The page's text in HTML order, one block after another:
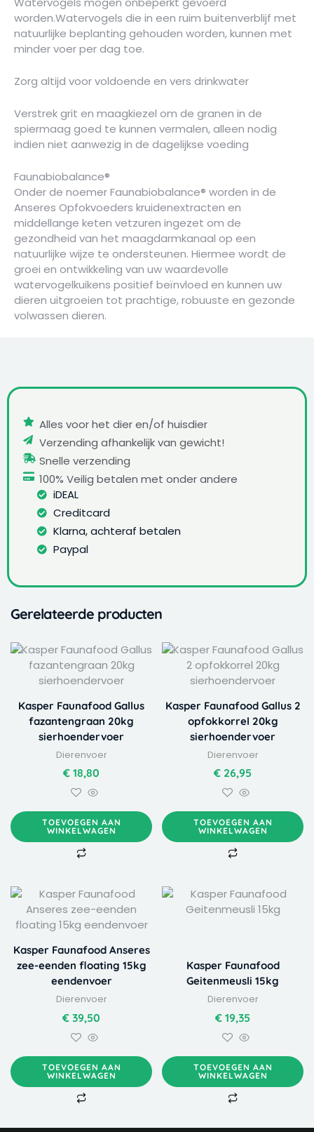
worden.Watervogels die in een ruim buitenverblijf met
natuurlijke beplanting gehouden worden, kunnen met
minder voer per dag toe.
Zorg altijd voor voldoende en vers drinkwater
Verstrek grit en maagkiezel om de granen in de
spiermaag goed te kunnen vermalen, alleen nodig
indien niet aanwezig in de dagelijkse voeding
Faunabiobalance®
Onder de noemer Faunabiobalance® worden in de
Anseres Opfokvoeders kruidenextracten en
middellange keten vetzuren ingezet om de
gezondheid van het maagdarmkanaal op een
natuurlijke wijze te ondersteunen. Hiermee wordt de
groei en ontwikkeling van uw waardevolle
watervogelkuikens positief beïnvloed en kunnen uw
dieren uitgroeien tot prachtige, robuuste en gezonde
volwassen dieren.
Alles voor het dier en/of huisdier
Verzending afhankelijk van gewicht!
Snelle verzending
100% Veilig betalen met onder andere
iDEAL
Creditcard
Klarna, achteraf betalen
Paypal
Gerelateerde producten
Kasper Faunafood Gallus
fazantengraan 20kg
sierhoendervoer
Dierenvoer
€ 18,80
TOEVOEGEN AAN
WINKELWAGEN
Kasper Faunafood Gallus 2
opfokkorrel 20kg
sierhoendervoer
Dierenvoer
€ 26,95
TOEVOEGEN AAN
WINKELWAGEN
Kasper Faunafood Anseres
zee-eenden floating 15kg
eendenvoer
Dierenvoer
€ 39,50
TOEVOEGEN AAN
WINKELWAGEN
Kasper Faunafood
Geitenmeusli 15kg
Dierenvoer
€ 19,35
TOEVOEGEN AAN
WINKELWAGEN